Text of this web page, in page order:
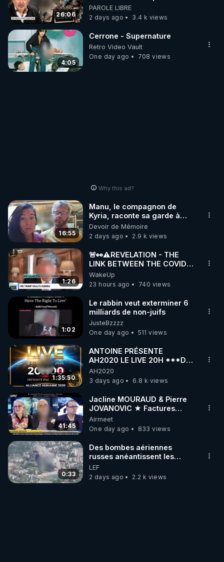
26:06
début - L'ARNm & l'ARNm-aa
jusqu où auront-t-il ?
PAROLE LIBRE
2 days ago
3.4 k views
4:05
Cerrone - Supernature
Retro Video Vault
One day ago
708 views
Why this ad?
16:55
Manu, le compagnon de
Kyria, raconte sa garde à
vue musclée. PARTAGEZ!
Devoir de Mémoire
2 days ago
2.9 k views
1:26
🚨👀⚠️REVELATION - THE
LINK BETWEEN THE COVID
VACCINE AND CANCER -LIEN
VACCIN COVID ET CANCER
WakeUp
23 hours ago
740 views
1:02
Le rabbin veut exterminer 6
milliards de non-juifs
JusteBzzzz
One day ago
511 views
1:35:50
ANTOINE PRÉSENTE
AH2020 LE LIVE 20H ***DU
06/08/2026***
AH2020
3 days ago
6.8 k views
41:45
Jacline MOURAUD & Pierre
JOVANOVIC ★ Factures
Impayées : Où Est Passé Le
Pognon ?
Airmeet
One day ago
833 views
0:33
Des bombes aériennes
russes anéantissent les
centres de contrôle de
drones de 3 brigades
ukrainienne
LEF
2 days ago
2.2 k views